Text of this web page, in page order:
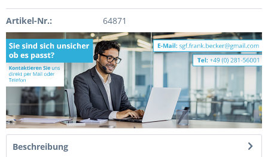
Artikel-Nr.: 64871
Beschreibung